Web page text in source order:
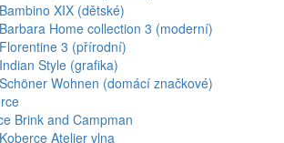
Bambino XIX (dětské)
Barbara Home collection 3 (moderní)
Florentine 3 (přírodní)
Indian Style (grafika)
Schöner Wohnen (domácí značkové)
Brink and Campman
Koberce Atelier vlna